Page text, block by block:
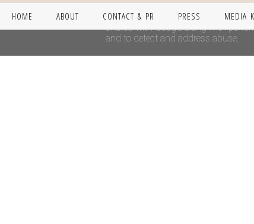
HOME ABOUT CONTACT & PR PRESS MEDIA
This site uses cookies from Google
shared with Google along with
and to detect and address abuse.